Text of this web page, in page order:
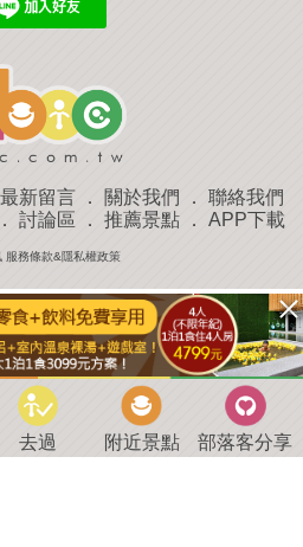
最新留言 ． 關於我們 ． 聯絡我們
討論區 ． 推薦景點． APP下載
服務條款&隱私權政策
去過 附近景點 部落客分享